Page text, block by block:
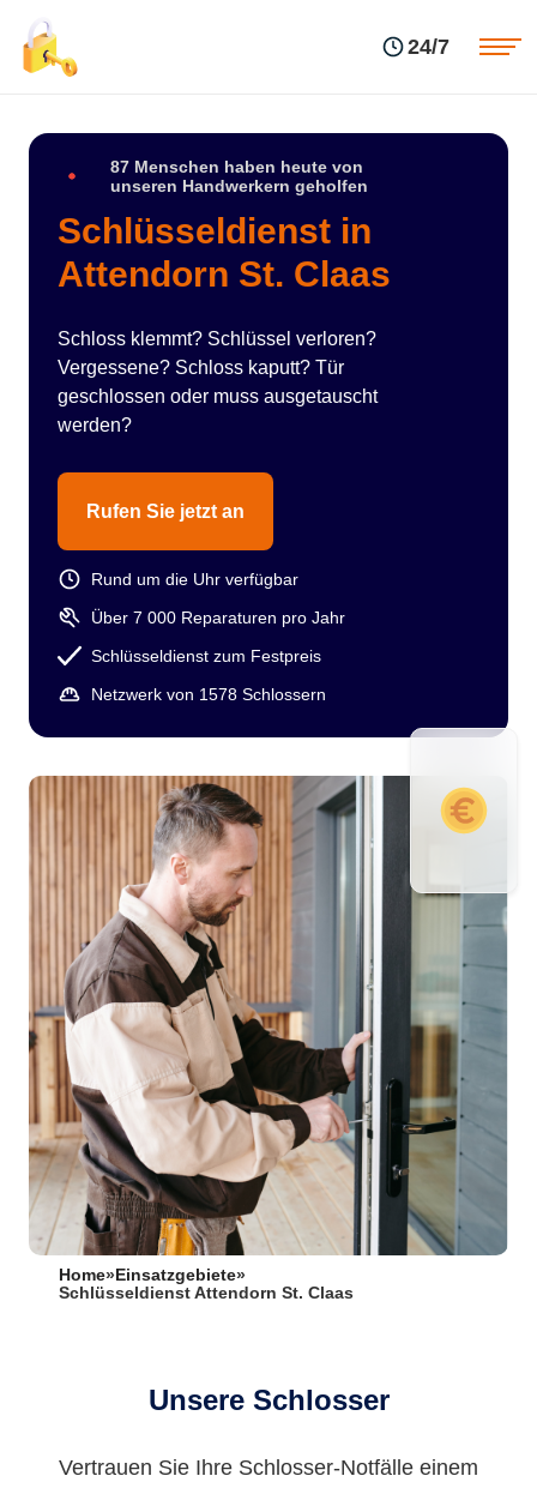
24/7
87 Menschen haben heute von
unseren Handwerkern geholfen
Schlüsseldienst in
Attendorn St. Claas
Schloss klemmt? Schlüssel verloren?
Vergessene? Schloss kaputt? Tür
geschlossen oder muss ausgetauscht
werden?
Rufen Sie jetzt an
Rund um die Uhr verfügbar
Über 7 000 Reparaturen pro Jahr
Schlüsseldienst zum Festpreis
Netzwerk von 1578 Schlossern
Home» Einsatzgebiete»
Schlüsseldienst Attendorn St. Claas
Unsere Schlosser
Vertrauen Sie Ihre Schlosser-Notfälle einem